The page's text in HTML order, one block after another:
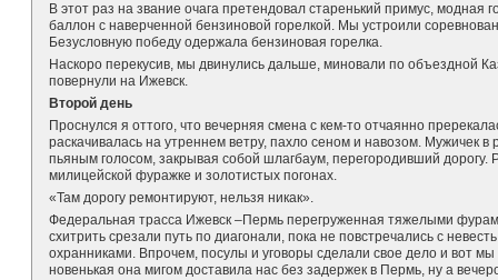
В этот раз на звание очага претендовал старенький примус, модная
баллон с наверченной бензиновой горелкой. Мы устроили
Безусловную победу одержала бензиновая горелка.
Наскоро перекусив, мы двинулись дальше, миновали по объездной
повернули на Ижевск.
Второй день
Проснулся я оттого, что вечерняя смена с кем-то отчаянно
раскачивалась на утреннем ветру, пахло сеном и навозом. Мужичек в
пьяным голосом, закрывая собой шлагбаум, перегородивший дорогу.
милицейской фуражке и золотистых погонах.
«Там дорогу ремонтируют, нельзя никак».
Федеральная трасса Ижевск –Пермь перегруженная тяжелыми
схитрить срезали путь по диагонали, пока не повстречались с
охранниками. Впрочем, посулы и уговоры сделали свое дело и вот
новенькая она мигом доставила нас без задержек в Пермь, ну а